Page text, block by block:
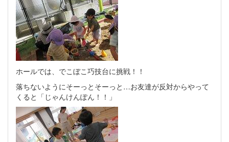
ホールでは、でこぼこ巧技台に挑戦！！
落ちないようにそーっとそーっと…お友達が反対からやって
くると「じゃんけんぽん！！」